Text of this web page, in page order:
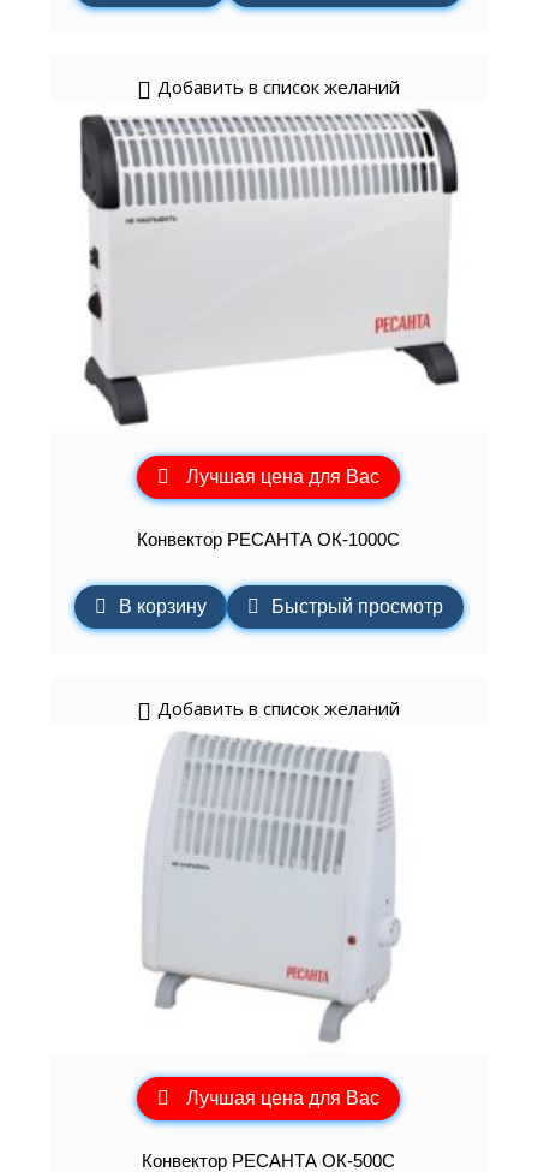
Добавить в список желаний
Лучшая цена для Вас
Конвектор РЕСАНТА ОК-1000С
В корзину Быстрый просмотр
Добавить в список желаний
Лучшая цена для Вас
Конвектор РЕСАНТА ОК-500С